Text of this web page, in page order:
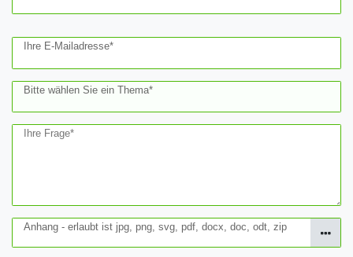
Ihre E-Mailadresse*
Bitte wählen Sie ein Thema*
Ihre Frage*
Anhang - erlaubt ist jpg, png, svg, pdf, docx, doc, odt, zip